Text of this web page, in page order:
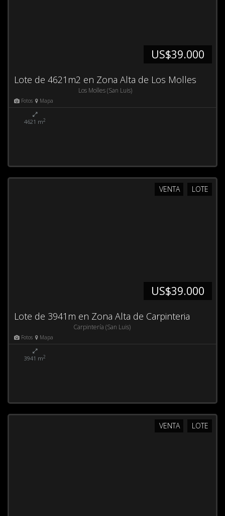
US$39.000
Lote de 4621m2 en Zona Alta de Los Molles
Los Molles (San Luis)
Fotos Mapa
4621 m2
LOTE
VENTA
US$39.000
Lote de 3941m en Zona Alta de Carpinteria
Carpintería (San Luis)
Fotos Mapa
3941 m2
LOTE
VENTA